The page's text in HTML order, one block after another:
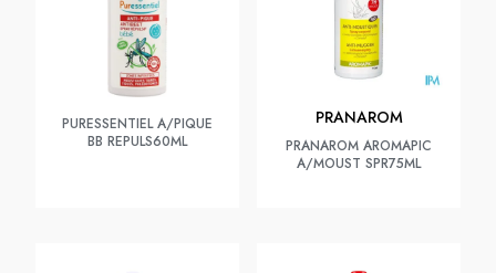
PURESSENTIEL A/PIQUE
BB REPULS60ML
PRANAROM
PRANAROM AROMAPIC
A/MOUST SPR75ML